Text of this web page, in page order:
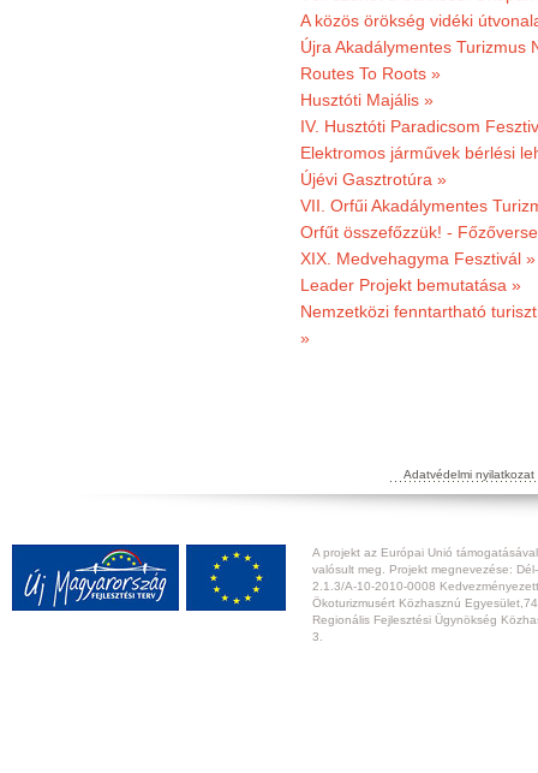
A közös örökség vidéki
Újra Akadálymentes Turizmus
Routes To Roots »
Husztóti Majális »
IV. Husztóti Paradicsom
Elektromos járművek bérlési
Újévi Gasztrotúra »
VII. Orfűi Akadálymentes
Orfűt összefőzzük! -
XIX. Medvehagyma Fesztivál »
Leader Projekt bemutatása »
Nemzetközi fenntartható
»
Adatvédelmi nyilatkozat
A projekt az Európai Unió
valósult meg. Projekt megnevezése:
2.1.3/A-10-2010-0008
Ökoturizmusért Közhasznú
Regionális Fejlesztési Ügynökség
3.